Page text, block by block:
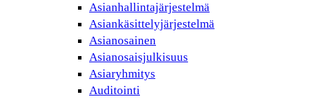
Asianhallintajärjestelmä
Asiankäsittelyjärjestelmä
Asianosainen
Asianosaisjulkisuus
Asiaryhmitys
Auditointi